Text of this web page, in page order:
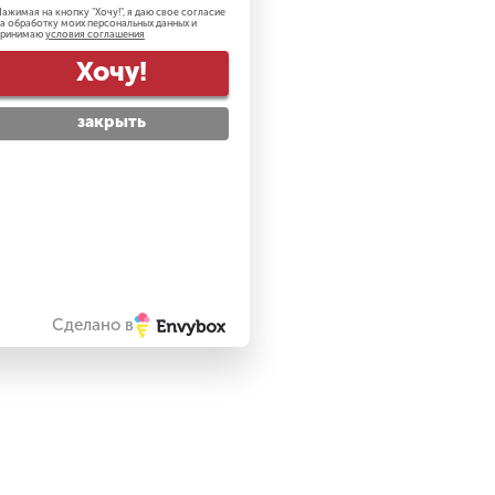
на кнопку "Хочу!", я даю свое согласие
обработку моих персональных данных и
условия соглашения
Хочу!
закрыть
Сделано в